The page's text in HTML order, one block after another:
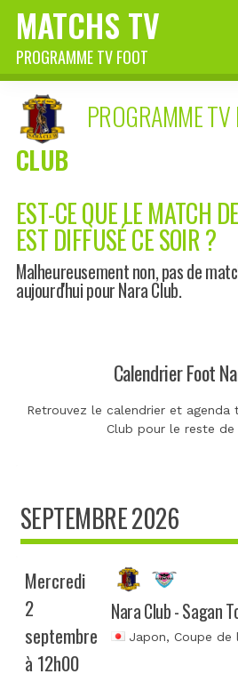
MATCHS TV
PROGRAMME TV FOOT
PROGRAMME
CLUB
EST-CE QUE LE MATCH
EST DIFFUSÉ CE SOIR ?
Malheureusement non, pas de
aujourd'hui pour Nara Club.
Calendrier Foot
Retrouvez le calendrier et agenda
Club pour le reste de
SEPTEMBRE 2026
Mercredi
2
septembre
à 12h00
Nara Club - Sagan
Japon, Coupe de